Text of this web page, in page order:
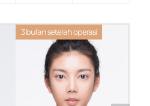
3 bulan setelah operasi